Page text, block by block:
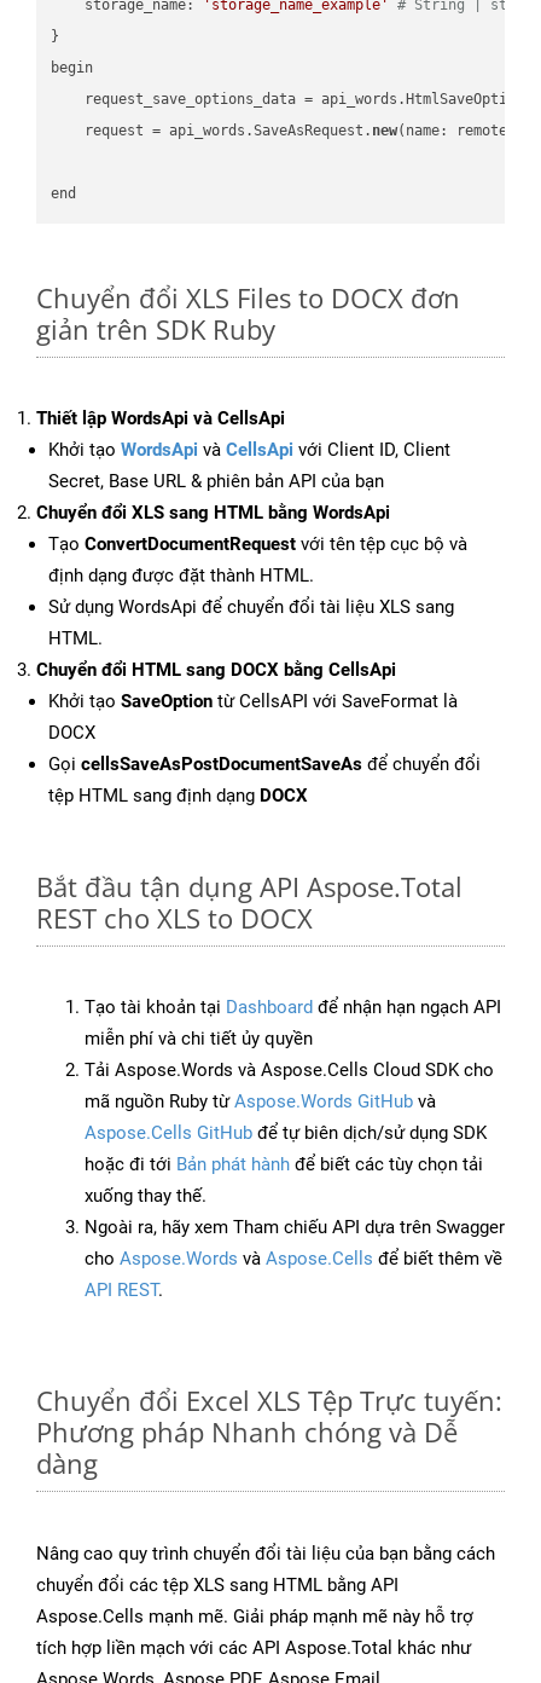
    storage_name:
'storage_name_example'
# String |
}
begin
request_save_options_data =
    request = api_words.SaveAsRequest.
new(name:
Chuyển đổi XLS Files to DOCX đơn
giản trên SDK Ruby
Thiết lập WordsApi và CellsApi
Khởi tạo WordsApi và CellsApi với Client ID, Client
Secret, Base URL & phiên bản API của bạn
Chuyển đổi XLS sang HTML bằng WordsApi
Tạo ConvertDocumentRequest với tên tệp cục bộ và
định dạng được đặt thành HTML.
Sử dụng WordsApi để chuyển đổi tài liệu XLS sang
HTML.
Chuyển đổi HTML sang DOCX bằng CellsApi
Khởi tạo SaveOption từ CellsAPI với SaveFormat là
DOCX
Gọi cellsSaveAsPostDocumentSaveAs để chuyển đổi
tệp HTML sang định dạng DOCX
Bắt đầu tận dụng API Aspose.Total
REST cho XLS to DOCX
Tạo tài khoản tại Dashboard để nhận hạn ngạch API
miễn phí và chi tiết ủy quyền
Tải Aspose.Words và Aspose.Cells Cloud SDK cho
mã nguồn Ruby từAspose.Words GitHub và
Aspose.Cells GitHub để tự biên dịch/sử dụng SDK
hoặc đi tới Bản phát hành để biết các tùy chọn tải
xuống thay thế.
Ngoài ra, hãy xem Tham chiếu API dựa trên Swagger
cho Aspose.Words và Aspose.Cells để biết thêm về
API REST.
Chuyển đổi Excel XLS Tệp Trực tuyến:
Phương pháp Nhanh chóng và Dễ
dàng
Nâng cao quy trình chuyển đổi tài liệu của bạn bằng cách
chuyển đổi các tệp XLS sang HTML bằng API
Aspose.Cells mạnh mẽ. Giải pháp mạnh mẽ này hỗ trợ
tích hợp liền mạch với các API Aspose.Total khác như